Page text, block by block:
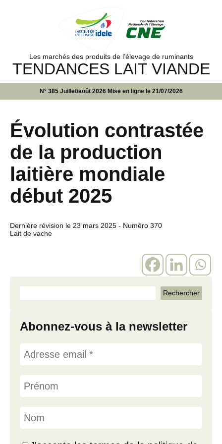
Les marchés des produits de l’élevage de ruminants
TENDANCES LAIT VIANDE
N° 385 Juillet/août 2026 Mise en ligne le 21/07/2026
Évolution contrastée
de la production
laitière mondiale
début 2025
Dernière révision le 23 mars 2025 - Numéro 370
Lait de vache
Abonnez-vous à la newsletter